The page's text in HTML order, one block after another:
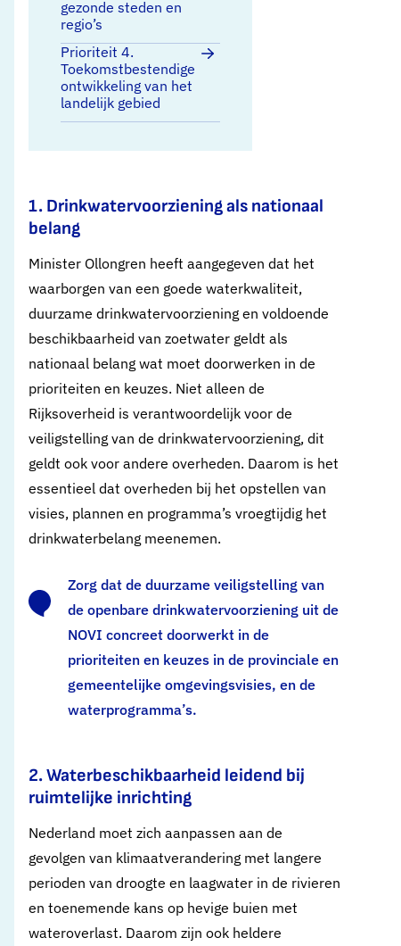
gezonde steden en
regio’s
Prioriteit 4.
Toekomstbestendige
ontwikkeling van het
landelijk gebied
1. Drinkwatervoorziening als nationaal
belang
Minister Ollongren heeft aangegeven dat het
waarborgen van een goede waterkwaliteit,
duurzame drinkwatervoorziening en voldoende
beschikbaarheid van zoetwater geldt als
nationaal belang wat moet doorwerken in de
prioriteiten en keuzes. Niet alleen de
Rijksoverheid is verantwoordelijk voor de
veiligstelling van de drinkwatervoorziening, dit
geldt ook voor andere overheden. Daarom is het
essentieel dat overheden bij het opstellen van
visies, plannen en programma’s vroegtijdig het
drinkwaterbelang meenemen.
Zorg dat de duurzame veiligstelling van
de openbare drinkwatervoorziening uit de
NOVI concreet doorwerkt in de
prioriteiten en keuzes in de provinciale en
gemeentelijke omgevingsvisies, en de
waterprogramma’s.
2. Waterbeschikbaarheid leidend bij
ruimtelijke inrichting
Nederland moet zich aanpassen aan de
gevolgen van klimaatverandering met langere
perioden van droogte en laagwater in de rivieren
en toenemende kans op hevige buien met
wateroverlast. Daarom zijn ook heldere